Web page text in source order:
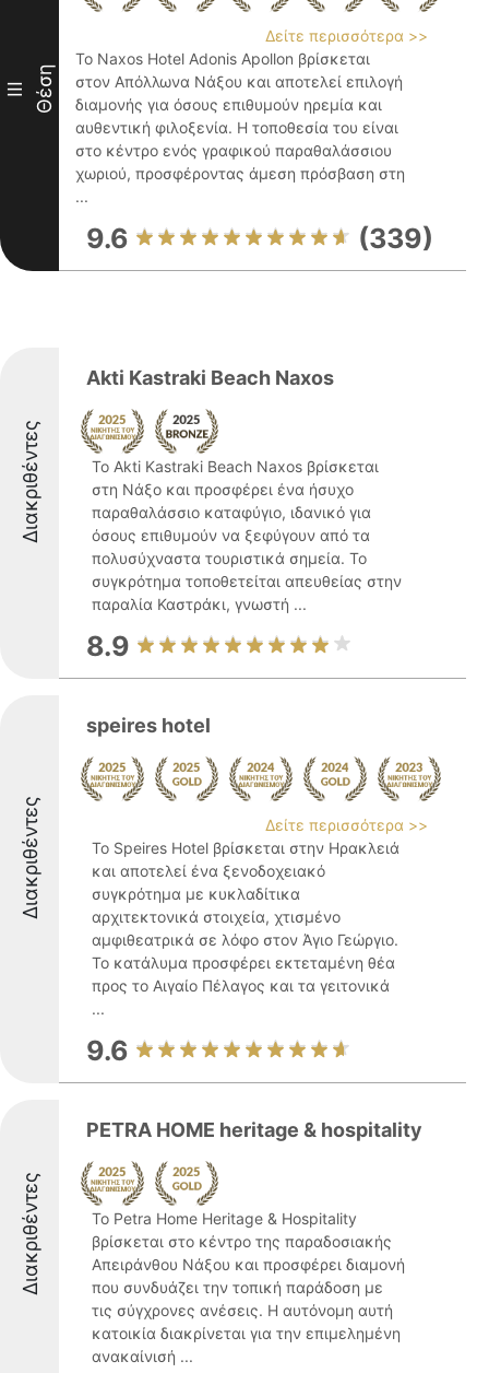
III Θέση
Δείτε περισσότερα >>
Το Naxos Hotel Adonis Apollon βρίσκεται
στον Απόλλωνα Νάξου και αποτελεί επιλογή
διαμονής για όσους επιθυμούν ηρεμία και
αυθεντική φιλοξενία. Η τοποθεσία του είναι
στο κέντρο ενός γραφικού παραθαλάσσιου
χωριού, προσφέροντας άμεση πρόσβαση στη
...
9.6 (339)
Διακριθέντες
Akti Kastraki Beach Naxos
Το Akti Kastraki Beach Naxos βρίσκεται
στη Νάξο και προσφέρει ένα ήσυχο
παραθαλάσσιο καταφύγιο, ιδανικό για
όσους επιθυμούν να ξεφύγουν από τα
πολυσύχναστα τουριστικά σημεία. Το
συγκρότημα τοποθετείται απευθείας στην
παραλία Καστράκι, γνωστή ...
8.9
Διακριθέντες
speires hotel
Δείτε περισσότερα >>
Το Speires Hotel βρίσκεται στην Ηρακλειά
και αποτελεί ένα ξενοδοχειακό
συγκρότημα με κυκλαδίτικα
αρχιτεκτονικά στοιχεία, χτισμένο
αμφιθεατρικά σε λόφο στον Άγιο Γεώργιο.
Το κατάλυμα προσφέρει εκτεταμένη θέα
προς το Αιγαίο Πέλαγος και τα γειτονικά
...
9.6
Διακριθέντες
PETRA HOME heritage & hospitality
Το Petra Home Heritage & Hospitality
βρίσκεται στο κέντρο της παραδοσιακής
Απειράνθου Νάξου και προσφέρει διαμονή
που συνδυάζει την τοπική παράδοση με
τις σύγχρονες ανέσεις. Η αυτόνομη αυτή
κατοικία διακρίνεται για την επιμελημένη
ανακαίνισή ...